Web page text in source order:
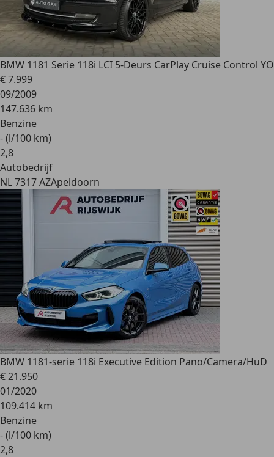
BMW 1181 Serie 118i LCI 5-Deurs CarPlay Cruise Control YO
€ 7.999
09/2009
147.636 km
Benzine
- (l/100 km)
2,8
Autobedrijf
NL 7317 AZApeldoorn
BMW 1181-serie 118i Executive Edition Pano/Camera/HuD
€ 21.950
01/2020
109.414 km
Benzine
- (l/100 km)
2,8